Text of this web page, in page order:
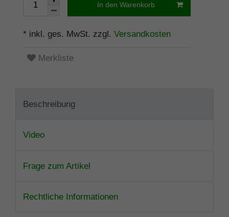
In den Warenkorb
* inkl. ges. MwSt. zzgl. Versandkosten
Merkliste
Beschreibung
Video
Frage zum Artikel
Rechtliche Informationen